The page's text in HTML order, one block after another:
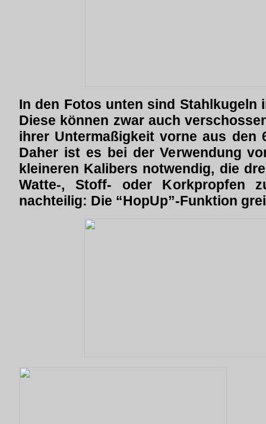
In den Fotos unten sind Stahlkugeln
Diese können zwar auch
ihrer Untermaßigkeit vorne aus den
Daher ist es bei der Verwendung
kleineren Kalibers notwendig, die
Watte-, Stoff- oder Korkpropfen
nachteilig: Die “HopUp”-Funktion